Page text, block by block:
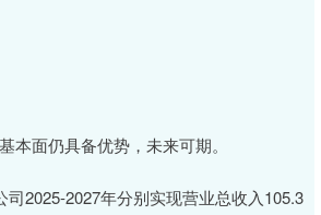
面仍具备优势，未来可期。
2025-2027年分别实现营业总收入105.3